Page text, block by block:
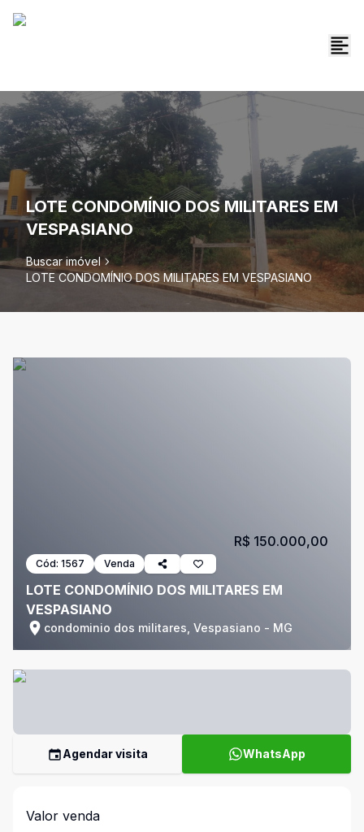
LOTE CONDOMÍNIO DOS MILITARES EM
VESPASIANO
Buscar imóvel
LOTE CONDOMÍNIO DOS MILITARES EM VESPASIANO
Cód: 1567 Venda
LOTE CONDOMÍNIO DOS MILITARES EM
VESPASIANO
condominio dos militares, Vespasiano - MG
R$ 150.000,00
Agendar visita WhatsApp
Valor venda